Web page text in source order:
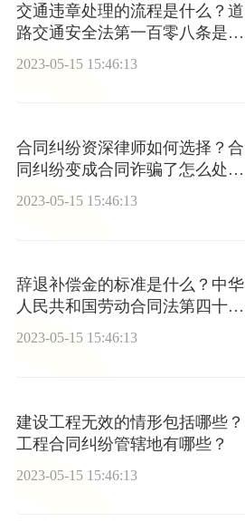
交通违章处理的流程是什么？道
路交通安全法第一百零八条是什
2023-05-15 15:46:13
合同纠纷资深律师如何选择？合
同纠纷变成合同诈骗了怎么处
理？
2023-05-15 15:46:13
辞退补偿金的标准是什么？中华
人民共和国劳动合同法第四十六
条内容
2023-05-15 15:46:13
建设工程无效的情形包括哪些？
工程合同纠纷管辖地有哪些？
2023-05-15 15:46:13